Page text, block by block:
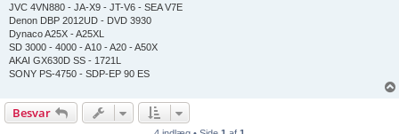
JVC 4VN880 - JA-X9 - JT-V6 - SEA V7E
Denon DBP 2012UD - DVD 3930
Dynaco A25X - A25XL
SD 3000 - 4000 - A10 - A20 - A50X
AKAI GX630D SS - 1721L
SONY PS-4750 - SDP-EP 90 ES
Besvar